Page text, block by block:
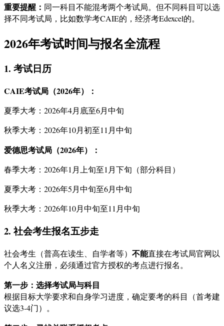
重要提醒： 同一科目不能混考两个考试局。但不同科目可以选
择不同考试局，比如数学考CAIE的，经济考Edexcel的。
2026年考试时间与报名全流程
1. 考试日历
CAIE考试局（2026年）：
夏季大考：2026年4月底至6月中旬
秋季大考：2026年10月初至11月中旬
爱德思考试局（2026年）：
春季大考：2026年1月上旬至1月下旬（部分科目）
夏季大考：2026年5月中旬至6月中旬
秋季大考：2026年10月中旬至11月中旬
2. 社会考生报名五步走
社会考生（普高在读生、自学者等） 不能直接在考试局官网以
个人名义注册，必须通过官方授权的考点进行报名。
第一步：选择考试局与科目
根据目标大学要求和自身学习进度，确定要考的科目（首考建
议选3-4门）。